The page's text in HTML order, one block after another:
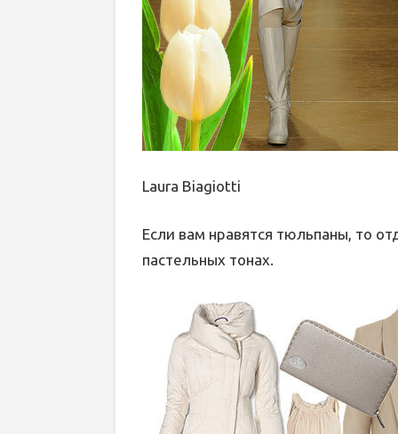
Laura Biagiotti
Если вам нравятся тюльпаны, то
пастельных тонах.